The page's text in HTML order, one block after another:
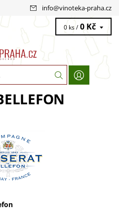
info@vinoteka-praha.cz
0 ks / 0 Kč